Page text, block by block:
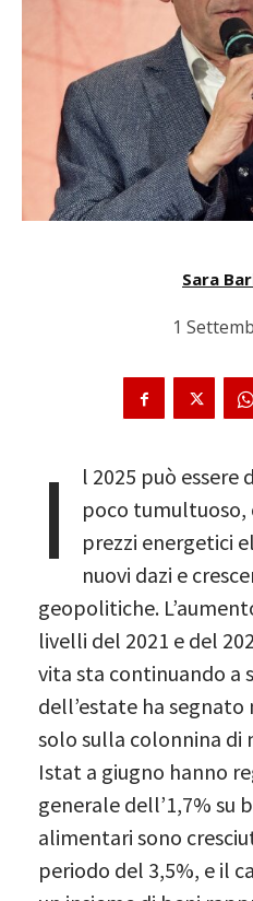
Sara
1
I
l 2025 può essere
poco
prezzi energetici
nuovi dazi e
geopolitiche.
livelli del 2021 e del
vita sta continuando a
dell’estate ha
solo sulla colonnina di
Istat a giugno hanno
generale dell’1,7% su
alimentari sono
periodo del 3,5%, e il